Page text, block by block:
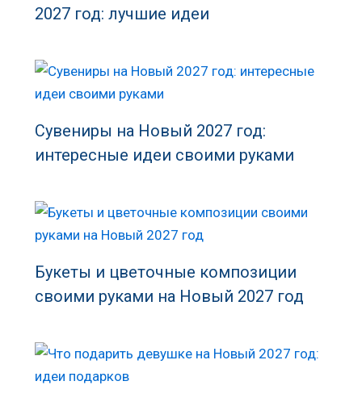
2027 год: лучшие идеи
Сувениры на Новый 2027 год:
интересные идеи своими руками
Букеты и цветочные композиции
своими руками на Новый 2027 год